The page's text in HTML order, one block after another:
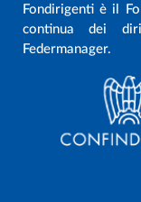
Fondirigenti è il
continua dei
Federmanager.